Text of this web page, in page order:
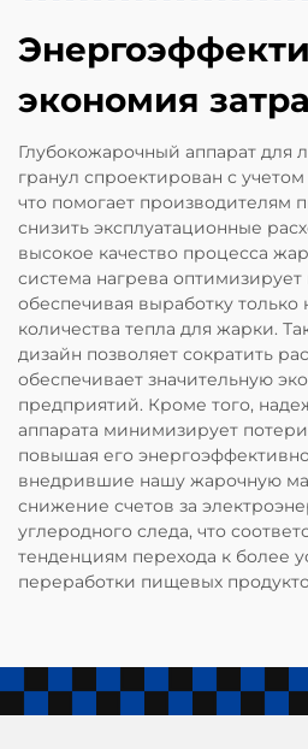
экономия
Глубокожарочный аппарат для
гранул спроектирован с
что помогает производителям
снизить эксплуатационные
высокое качество процесса
система нагрева
обеспечивая выработку только
количества тепла для жарки.
дизайн позволяет сократить
обеспечивает значительную
предприятий. Кроме того,
аппарата минимизирует
повышая его
внедрившие нашу жарочную
снижение счетов за
углеродного следа, что
тенденциям перехода к более
переработки пищевых